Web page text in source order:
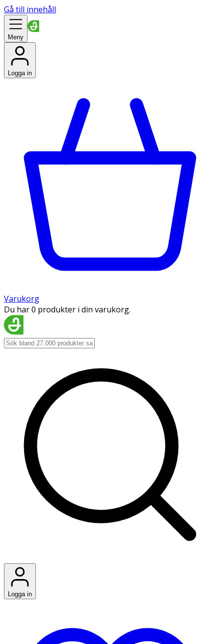
Gå till innehåll
Meny
Logga in
Varukorg
Du har 0 produkter i din varukorg.
Logga in